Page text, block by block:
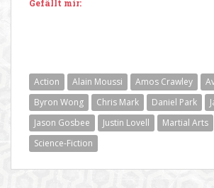
Gefällt mir:
Action Alain Moussi Amos Crawley
Byron Wong
Chris Mark Daniel Park
Jason Gosbee
Justin Lovell Martial Arts
Science-Fiction